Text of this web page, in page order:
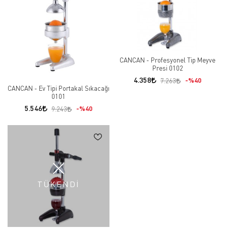
CANCAN - Ev Tipi Portakal Sıkacağı
0101
5.546 9.243 %40
CANCAN - Profesyonel Tip Meyve
Presi 0102
4.358 7.263 %40
TÜKENDİ